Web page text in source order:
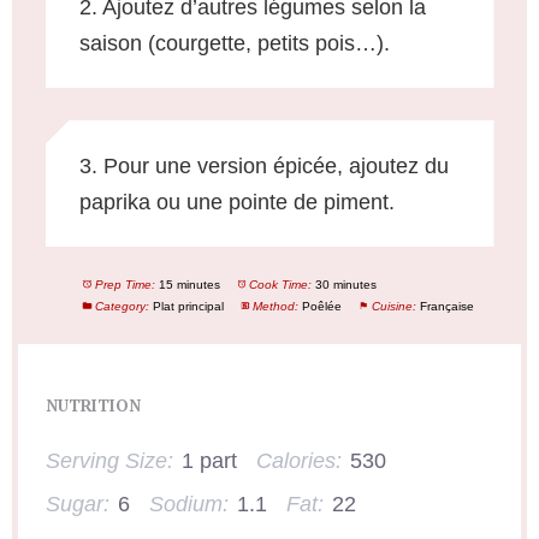
2. Ajoutez d’autres légumes selon la
saison (courgette, petits pois…).
3. Pour une version épicée, ajoutez du
paprika ou une pointe de piment.
Prep Time: 15 minutes Cook Time: 30 minutes
Category: Plat principal Method: Poêlée Cuisine: Française
NUTRITION
Serving Size: 1 part Calories: 530
Sugar: 6 Sodium: 1.1 Fat: 22